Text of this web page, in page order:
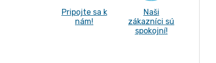
Pripojte sa k
nám!
Naši
zákazníci sú
spokojní!